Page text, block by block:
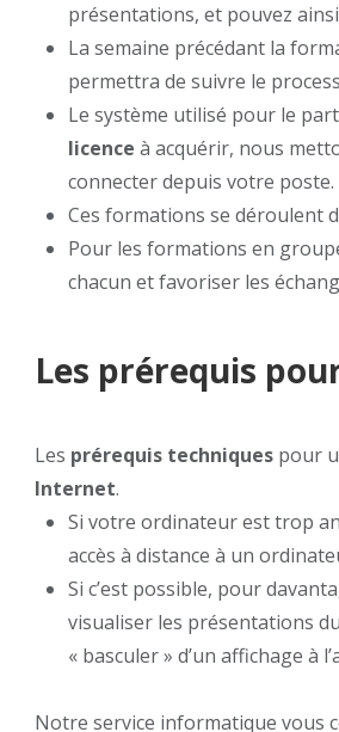
présentations, et pouvez
La semaine précédant la
permettra de suivre le
Le système utilisé pour le
licence à acquérir, nous
connecter depuis votre poste.
Ces formations se déroulent
Pour les formations en
chacun et favoriser les
Les prérequis
Les prérequis techniquespour
Internet.
Si votre ordinateur est trop
accès à distance à un
Si c’est possible, pour
visualiser les présentations
« basculer » d’un affichage à
Notre service informatique vous